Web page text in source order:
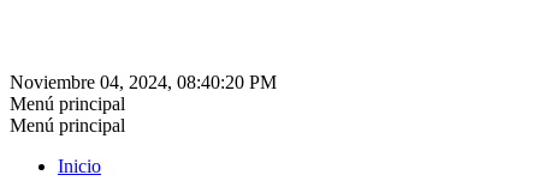
Noviembre 04, 2024, 08:40:20 PM
Menú principal
Menú principal
Inicio